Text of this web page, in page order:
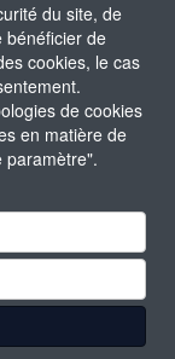
du site, de
bénéficier de
cookies, le cas
de cookies
en matière de
paramètre".